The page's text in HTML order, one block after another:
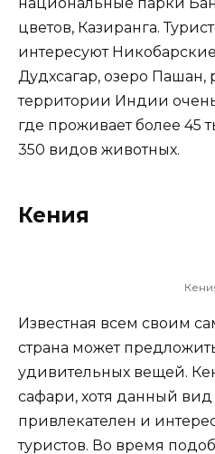
национальные парки
цветов, Казиранга.
интересуют
Дудхсагар, озеро Пашан,
территории Индии очень
где проживает более 45
350 видов животных.
Кения
Известная всем своим
страна может
удивительных вещей.
сафари, хотя данный вид
привлекателен и
туристов. Во время